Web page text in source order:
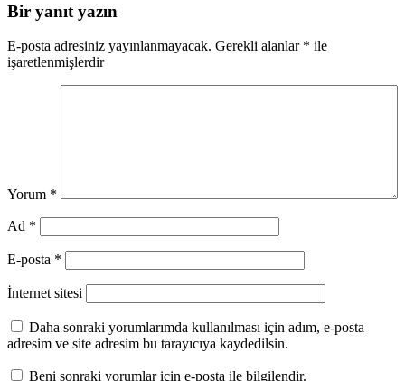
Bir yanıt yazın
E-posta adresiniz yayınlanmayacak. Gerekli alanlar * ile
işaretlenmişlerdir
Yorum *
Ad *
E-posta *
İnternet sitesi
Daha sonraki yorumlarımda kullanılması için adım, e-posta
adresim ve site adresim bu tarayıcıya kaydedilsin.
Beni sonraki yorumlar için e-posta ile bilgilendir.